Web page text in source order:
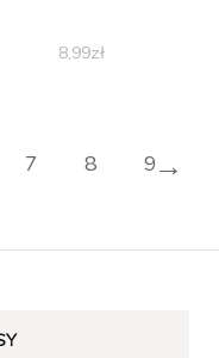
8,99zł
7 8 9→